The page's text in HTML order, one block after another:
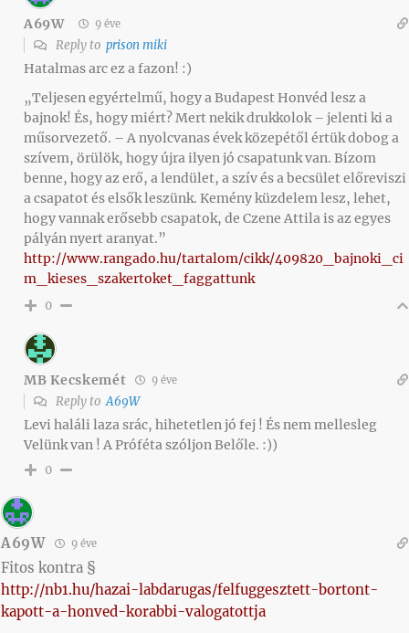
A69W 9 éve
Reply to prison miki
Hatalmas arc ez a fazon! :)
„Teljesen egyértelmű, hogy a Budapest Honvéd lesz a
bajnok! És, hogy miért? Mert nekik drukkolok – jelenti ki a
műsorvezető. – A nyolcvanas évek közepétől értük dobog a
szívem, örülök, hogy újra ilyen jó csapatunk van. Bízom
benne, hogy az erő, a lendület, a szív és a becsület előreviszi
a csapatot és elsők leszünk. Kemény küzdelem lesz, lehet,
hogy vannak erősebb csapatok, de Czene Attila is az egyes
pályán nyert aranyat.”
http://www.rangado.hu/tartalom/cikk/409820_bajnoki_ci
m_kieses_szakertoket_faggattunk
0
MB Kecskemét 9 éve
Reply toA69W
Levi haláli laza srác, hihetetlen jó fej ! És nem mellesleg
Velünk van ! A Próféta szóljon Belőle. :))
0
A69W 9 éve
Fitos kontra §
http://nb1.hu/hazai-labdarugas/felfuggesztett-bortont-
kapott-a-honved-korabbi-valogatottja